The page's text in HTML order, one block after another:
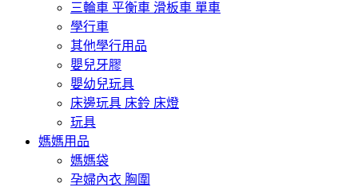
三輪車 平衡車 滑板車 單車
學行車
其他學行用品
嬰兒牙膠
嬰幼兒玩具
床邊玩具 床鈴 床燈
玩具
媽媽用品
媽媽袋
孕婦內衣 胸圍